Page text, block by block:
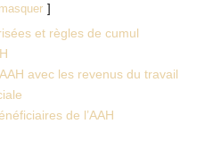
masquer
et règles de cumul
avec les revenus du travail
de l’AAH